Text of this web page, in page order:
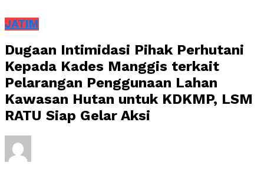
JATIM
Dugaan Intimidasi Pihak Perhutani
Kepada Kades Manggis terkait
Pelarangan Penggunaan Lahan
Kawasan Hutan untuk KDKMP, LSM
RATU Siap Gelar Aksi